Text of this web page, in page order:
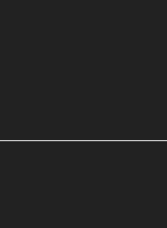
im nächsten